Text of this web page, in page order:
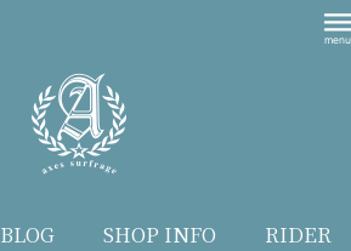
BLOG SHOP INFO
RIDER